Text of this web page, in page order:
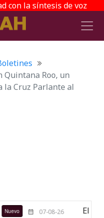
con la síntesis de voz
Quintana Roo, un
la Cruz Parlante al
07-08-26 El viaje del